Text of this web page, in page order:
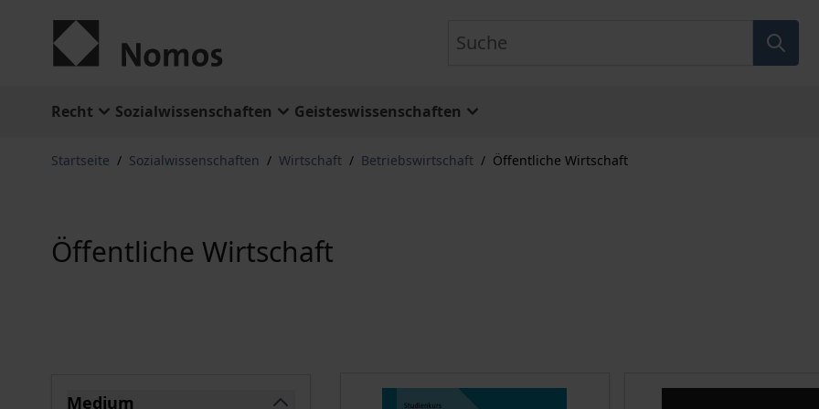
Recht Sozialwissenschaften Geisteswissenschaften
Startseite / Sozialwissenschaften / Wirtschaft / Betriebswirtschaft / Öffentliche Wirtschaft
Öffentliche Wirtschaft
Medium